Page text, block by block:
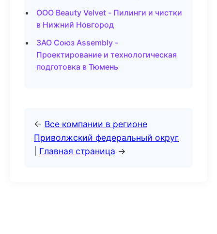
ООО Beauty Velvet - Пилинги и чистки
в Нижний Новгород
ЗАО Союз Assembly -
Проектирование и технологическая
подготовка в Тюмень
← Все компании в регионе
Приволжский федеральный округ
Главная страница →